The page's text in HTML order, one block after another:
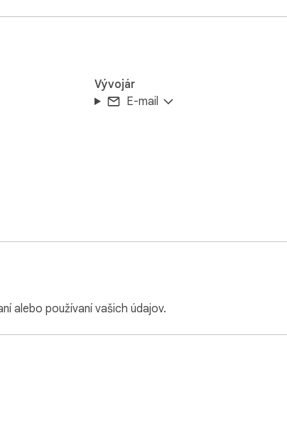
Vývojár
E-mail
alebo používaní vašich údajov.